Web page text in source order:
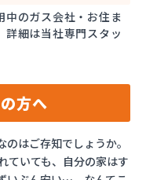
のガス会社・お住ま
詳細は当社専門スタッ
方へ
はご存知でしょうか。
ていても、自分の家はす